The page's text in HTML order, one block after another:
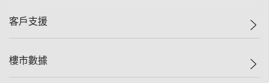
人才招募
一手新盤
減價
客戶支援
自助放盤
樓市數據